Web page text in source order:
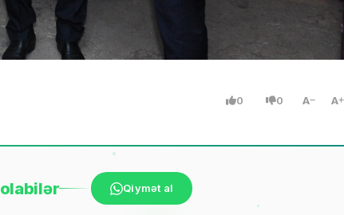
0 0 A A
olabilər Qiymət al